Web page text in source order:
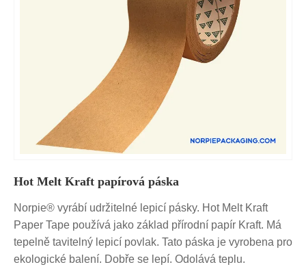
Hot Melt Kraft papírová páska
Norpie® vyrábí udržitelné lepicí pásky. Hot Melt Kraft
Paper Tape používá jako základ přírodní papír Kraft. Má
tepelně tavitelný lepicí povlak. Tato páska je vyrobena pro
ekologické balení. Dobře se lepí. Odolává teplu.